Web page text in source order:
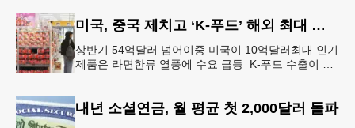
미국, 중국 제치고 ‘K-푸드’ 해외 최대 시장 부상
상반기 54억달러 넘어이중 미국이 10억달러최대 인기
제품은 라면한류 열풍에 수요 급등 K-푸드 수출이 라
내년 소셜연금, 월 평균 첫 2,000달러 돌파